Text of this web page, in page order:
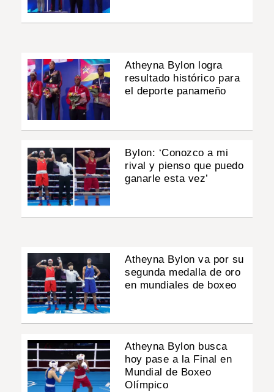
Atheyna Bylon logra
resultado histórico para
el deporte panameño
Bylon: ‘Conozco a mi
rival y pienso que puedo
ganarle esta vez’
Atheyna Bylon va por su
segunda medalla de oro
en mundiales de boxeo
Atheyna Bylon busca
hoy pase a la Final en
Mundial de Boxeo
Olímpico